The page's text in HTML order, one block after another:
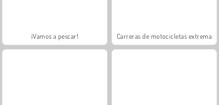
¡Vamos a pescar! Carreras de motocicletas extrema